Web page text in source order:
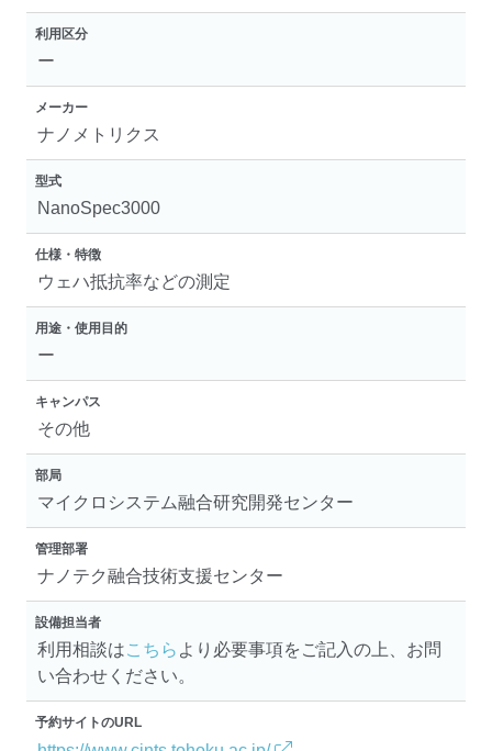
利用区分
ー
メーカー
ナノメトリクス
型式
NanoSpec3000
仕様・特徴
ウェハ抵抗率などの測定
用途・使用目的
ー
キャンパス
その他
部局
マイクロシステム融合研究開発センター
管理部署
ナノテク融合技術支援センター
設備担当者
利用相談はこちら より必要事項をご記入の上、お問
い合わせください。
予約サイトのURL